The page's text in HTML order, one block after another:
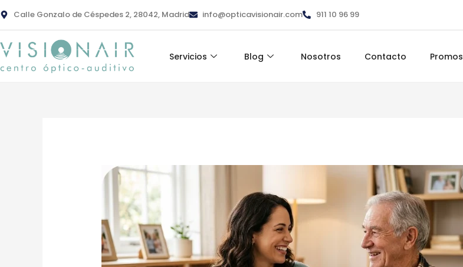
al
Calle Gonzalo de Céspedes 2, 28042, Madrid info@opticavisionair.com 911 10 96 99
Servicios Blog Nosotros Contacto Promos